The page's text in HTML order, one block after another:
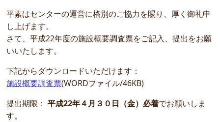
平素はセンターの運営に格別のご協力を賜り、厚く御礼申
し上げます。
さて、平成22年度の施設概要調査票をご記入、提出をお願
いいたします。
下記からダウンロードいただけます：
施設概要調査票(WORDファイル/46KB)
提出期限：平成22年４月３０日（金）必着でお願いしま
す。